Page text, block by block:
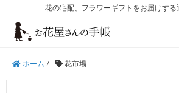
花の宅配、フラワーギフトをお届けする
ホーム / 花市場